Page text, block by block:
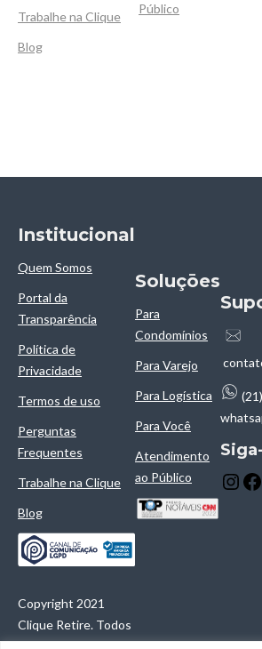
Trabalhe na Clique
Blog
Público
Institucional
Quem Somos
Portal da
Transparência
Política de
Privacidade
Termos de uso
Perguntas
Frequentes
Trabalhe na Clique
Blog
Soluçōes
Para
Condomínios
Para Varejo
Para Logística
Para Você
Atendimento
ao Público
Copyright 2021
Clique Retire. Todos
os direitos